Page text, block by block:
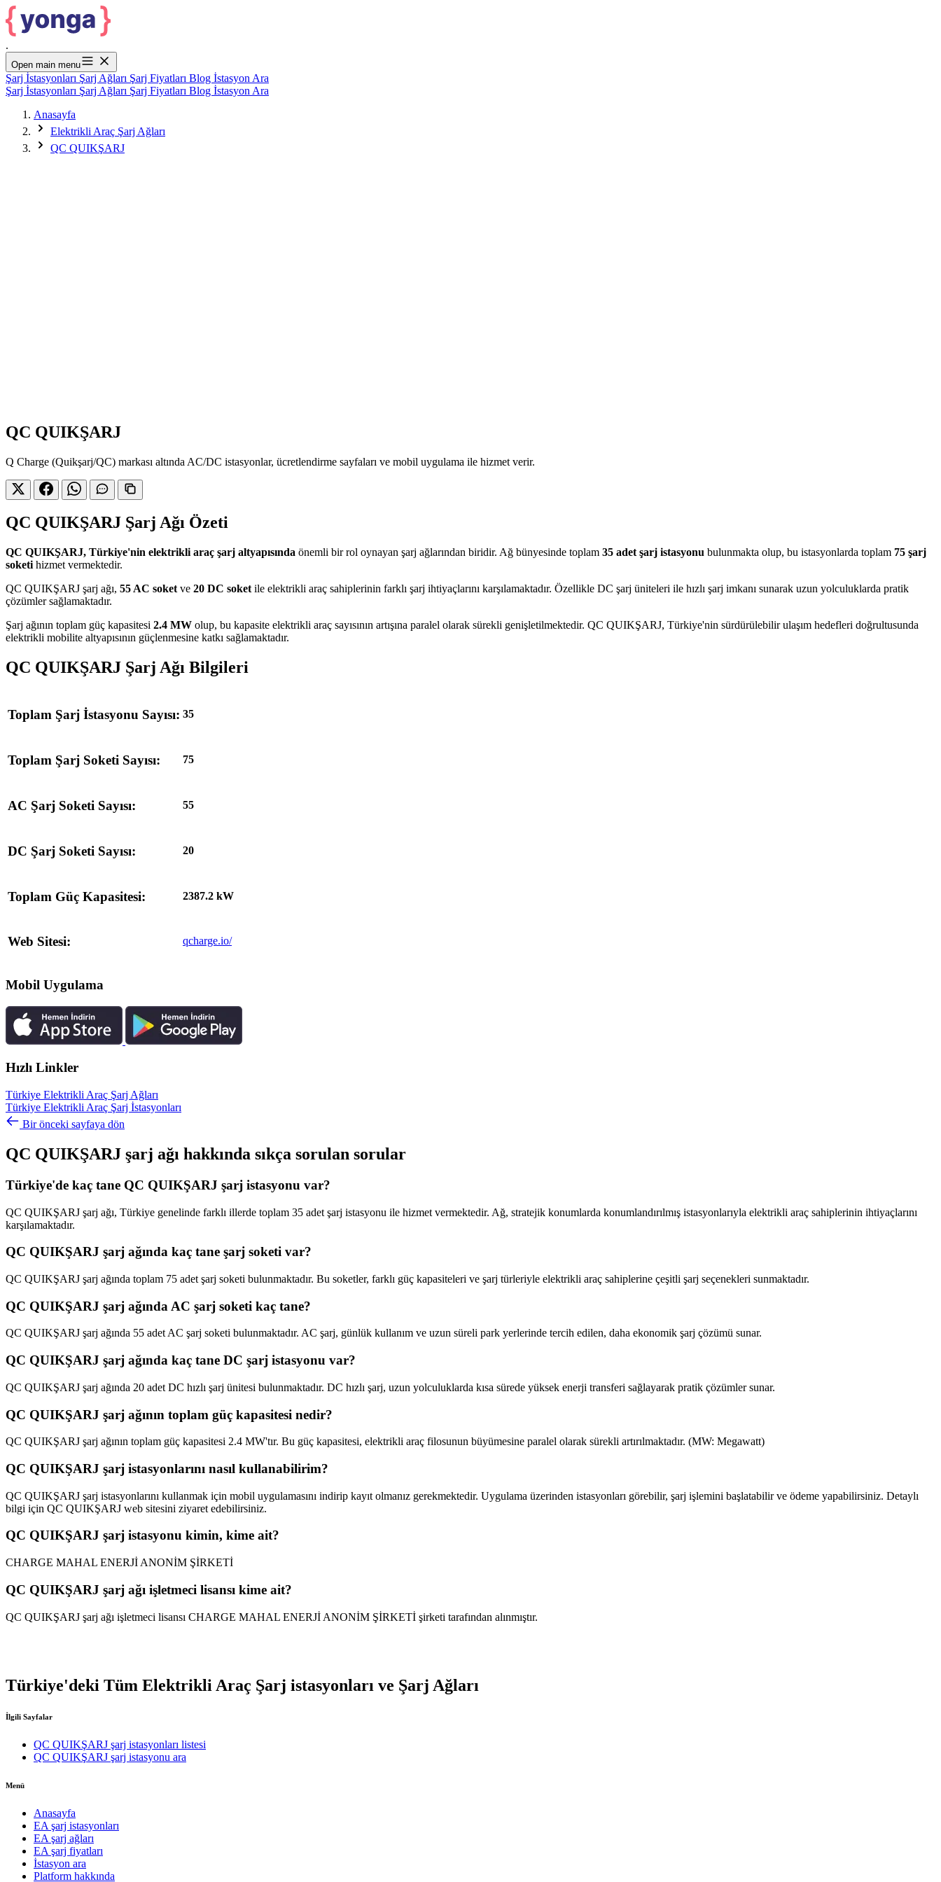
.
Open main menu
Şarj İstasyonları Şarj Ağları Şarj Fiyatları Blog İstasyon Ara
Şarj İstasyonları Şarj Ağları Şarj Fiyatları Blog İstasyon Ara
Anasayfa
Elektrikli Araç Şarj Ağları
QC QUIKŞARJ
QC QUIKŞARJ
Q Charge (Quikşarj/QC) markası altında AC/DC istasyonlar, ücretlendirme sayfaları ve mobil uygulama ile hizmet verir.
QC QUIKŞARJ Şarj Ağı Özeti
QC QUIKŞARJ, Türkiye'nin elektrikli araç şarj altyapısında önemli bir rol oynayan şarj ağlarından biridir. Ağ bünyesinde toplam 35 adet şarj istasyonu bulunmakta olup, bu istasyonlarda toplam 75 şarj
soketi hizmet vermektedir.
QC QUIKŞARJ şarj ağı, 55 AC soket ve 20 DC soket ile elektrikli araç sahiplerinin farklı şarj ihtiyaçlarını karşılamaktadır. Özellikle DC şarj üniteleri ile hızlı şarj imkanı sunarak uzun yolculuklarda pratik
çözümler sağlamaktadır.
Şarj ağının toplam güç kapasitesi 2.4 MW olup, bu kapasite elektrikli araç sayısının artışına paralel olarak sürekli genişletilmektedir. QC QUIKŞARJ, Türkiye'nin sürdürülebilir ulaşım hedefleri doğrultusunda
elektrikli mobilite altyapısının güçlenmesine katkı sağlamaktadır.
QC QUIKŞARJ Şarj Ağı Bilgileri
Toplam Şarj İstasyonu Sayısı: 35
Toplam Şarj Soketi Sayısı: 75
AC Şarj Soketi Sayısı: 55
DC Şarj Soketi Sayısı: 20
Toplam Güç Kapasitesi: 2387.2 kW
Web Sitesi: qcharge.io/
Mobil Uygulama
Hızlı Linkler
Türkiye Elektrikli Araç Şarj Ağları
Türkiye Elektrikli Araç Şarj İstasyonları
Bir önceki sayfaya dön
QC QUIKŞARJ şarj ağı hakkında sıkça sorulan sorular
Türkiye'de kaç tane QC QUIKŞARJ şarj istasyonu var?
QC QUIKŞARJ şarj ağı, Türkiye genelinde farklı illerde toplam 35 adet şarj istasyonu ile hizmet vermektedir. Ağ, stratejik konumlarda konumlandırılmış istasyonlarıyla elektrikli araç sahiplerinin ihtiyaçlarını
karşılamaktadır.
QC QUIKŞARJ şarj ağında kaç tane şarj soketi var?
QC QUIKŞARJ şarj ağında toplam 75 adet şarj soketi bulunmaktadır. Bu soketler, farklı güç kapasiteleri ve şarj türleriyle elektrikli araç sahiplerine çeşitli şarj seçenekleri sunmaktadır.
QC QUIKŞARJ şarj ağında AC şarj soketi kaç tane?
QC QUIKŞARJ şarj ağında 55 adet AC şarj soketi bulunmaktadır. AC şarj, günlük kullanım ve uzun süreli park yerlerinde tercih edilen, daha ekonomik şarj çözümü sunar.
QC QUIKŞARJ şarj ağında kaç tane DC şarj istasyonu var?
QC QUIKŞARJ şarj ağında 20 adet DC hızlı şarj ünitesi bulunmaktadır. DC hızlı şarj, uzun yolculuklarda kısa sürede yüksek enerji transferi sağlayarak pratik çözümler sunar.
QC QUIKŞARJ şarj ağının toplam güç kapasitesi nedir?
QC QUIKŞARJ şarj ağının toplam güç kapasitesi 2.4 MW'tır. Bu güç kapasitesi, elektrikli araç filosunun büyümesine paralel olarak sürekli artırılmaktadır. (MW: Megawatt)
QC QUIKŞARJ şarj istasyonlarını nasıl kullanabilirim?
QC QUIKŞARJ şarj istasyonlarını kullanmak için mobil uygulamasını indirip kayıt olmanız gerekmektedir. Uygulama üzerinden istasyonları görebilir, şarj işlemini başlatabilir ve ödeme yapabilirsiniz. Detaylı
bilgi için QC QUIKŞARJ web sitesini ziyaret edebilirsiniz.
QC QUIKŞARJ şarj istasyonu kimin, kime ait?
CHARGE MAHAL ENERJİ ANONİM ŞİRKETİ
QC QUIKŞARJ şarj ağı işletmeci lisansı kime ait?
QC QUIKŞARJ şarj ağı işletmeci lisansı CHARGE MAHAL ENERJİ ANONİM ŞİRKETİ şirketi tarafından alınmıştır.
Türkiye'deki Tüm Elektrikli Araç Şarj istasyonları ve Şarj Ağları
İlgili Sayfalar
QC QUIKŞARJ şarj istasyonları listesi
QC QUIKŞARJ şarj istasyonu ara
Menü
Anasayfa
EA şarj istasyonları
EA şarj ağları
EA şarj fiyatları
İstasyon ara
Platform hakkında